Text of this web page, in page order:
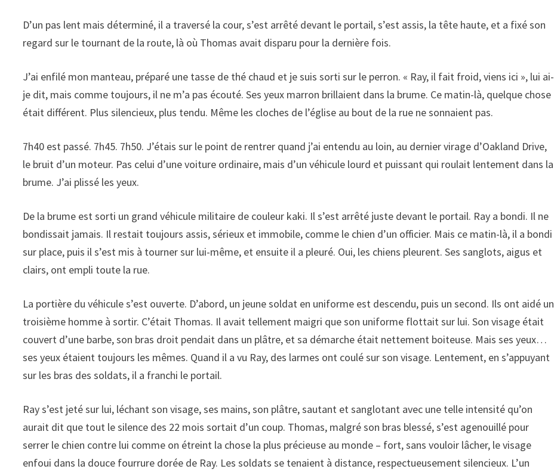
D’un pas lent mais déterminé, il a traversé la cour, s’est arrêté devant le portail, s’est assis, la tête haute, et a fixé son
regard sur le tournant de la route, là où Thomas avait disparu pour la dernière fois.
J’ai enfilé mon manteau, préparé une tasse de thé chaud et je suis sorti sur le perron. « Ray, il fait froid, viens ici », lui ai-
je dit, mais comme toujours, il ne m’a pas écouté. Ses yeux marron brillaient dans la brume. Ce matin-là, quelque chose
était différent. Plus silencieux, plus tendu. Même les cloches de l’église au bout de la rue ne sonnaient pas.
7h40 est passé. 7h45. 7h50. J’étais sur le point de rentrer quand j’ai entendu au loin, au dernier virage d’Oakland Drive,
le bruit d’un moteur. Pas celui d’une voiture ordinaire, mais d’un véhicule lourd et puissant qui roulait lentement dans la
brume. J’ai plissé les yeux.
De la brume est sorti un grand véhicule militaire de couleur kaki. Il s’est arrêté juste devant le portail. Ray a bondi. Il ne
bondissait jamais. Il restait toujours assis, sérieux et immobile, comme le chien d’un officier. Mais ce matin-là, il a bondi
sur place, puis il s’est mis à tourner sur lui-même, et ensuite il a pleuré. Oui, les chiens pleurent. Ses sanglots, aigus et
clairs, ont empli toute la rue.
La portière du véhicule s’est ouverte. D’abord, un jeune soldat en uniforme est descendu, puis un second. Ils ont aidé un
troisième homme à sortir. C’était Thomas. Il avait tellement maigri que son uniforme flottait sur lui. Son visage était
couvert d’une barbe, son bras droit pendait dans un plâtre, et sa démarche était nettement boiteuse. Mais ses yeux…
ses yeux étaient toujours les mêmes. Quand il a vu Ray, des larmes ont coulé sur son visage. Lentement, en s’appuyant
sur les bras des soldats, il a franchi le portail.
Ray s’est jeté sur lui, léchant son visage, ses mains, son plâtre, sautant et sanglotant avec une telle intensité qu’on
aurait dit que tout le silence des 22 mois sortait d’un coup. Thomas, malgré son bras blessé, s’est agenouillé pour
serrer le chien contre lui comme on étreint la chose la plus précieuse au monde – fort, sans vouloir lâcher, le visage
enfoui dans la douce fourrure dorée de Ray. Les soldats se tenaient à distance, respectueusement silencieux. L’un